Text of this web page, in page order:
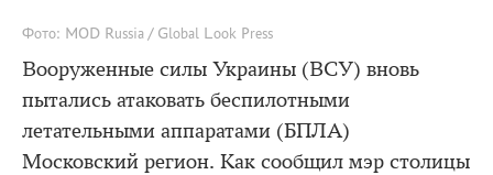
Фото: MOD Russia / Global Look Press
Вооруженные силы Украины (ВСУ) вновь
пытались атаковать беспилотными
летательными аппаратами (БПЛА)
Московский регион. Как сообщил мэр столицы